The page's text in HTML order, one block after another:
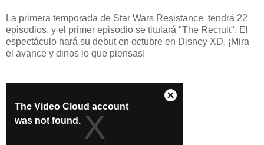
La primera temporada de Star Wars Resistance tendrá 22
episodios, y el primer episodio se titulará "The Recruit". El
espectáculo hará su debut en octubre en Disney XD. ¡Mira
el avance y dinos lo que piensas!